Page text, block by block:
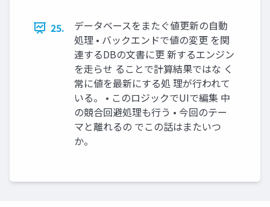
25.
データベースをまたぐ値更新の自動
処理 • バックエンドで値の変更 を関
連するDBの文書に更 新するエンジン
を走らせ ることで計算結果ではな く
常に値を最新にする処 理が行われて
いる。 • このロジックでUIで編集 中
の競合回避処理も行う • 今回のテー
マと離れるの でこの話はまたいつ
か。